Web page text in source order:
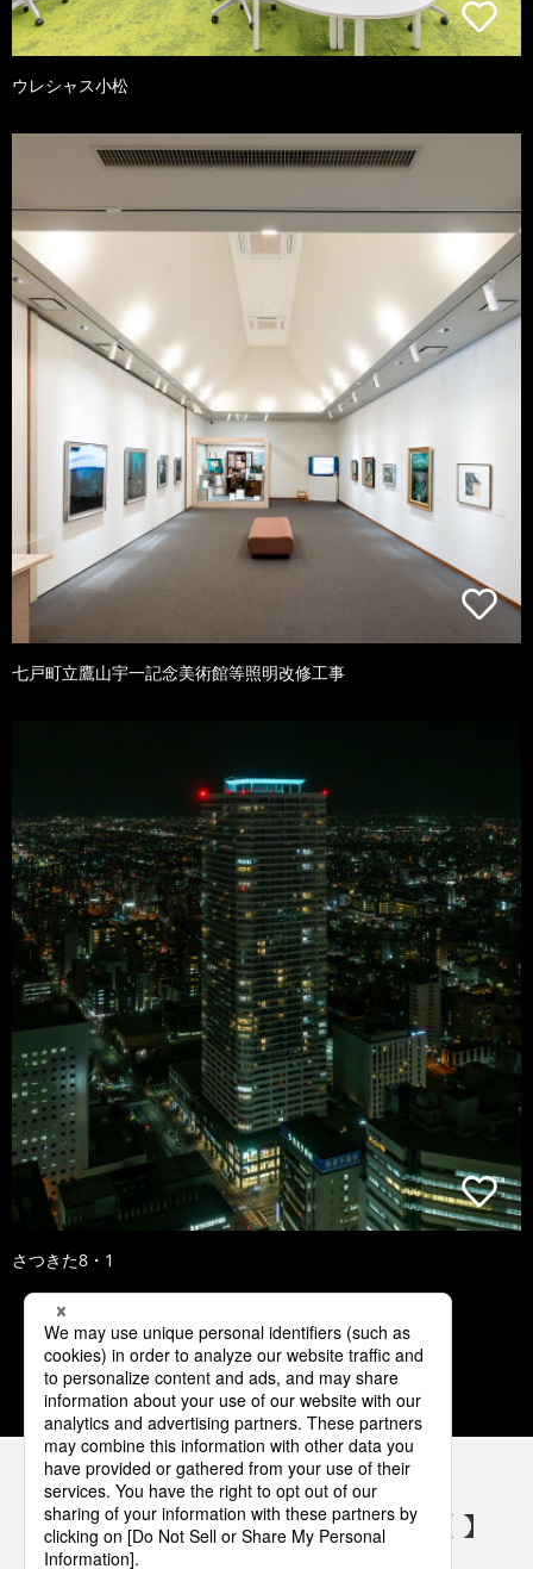
ウレシャス小松
七戸町立鷹山宇一記念美術館等照明改修工事
さつきた8・1
1 2 3 4 5
パナソニックの電気設備 SNSアカウント